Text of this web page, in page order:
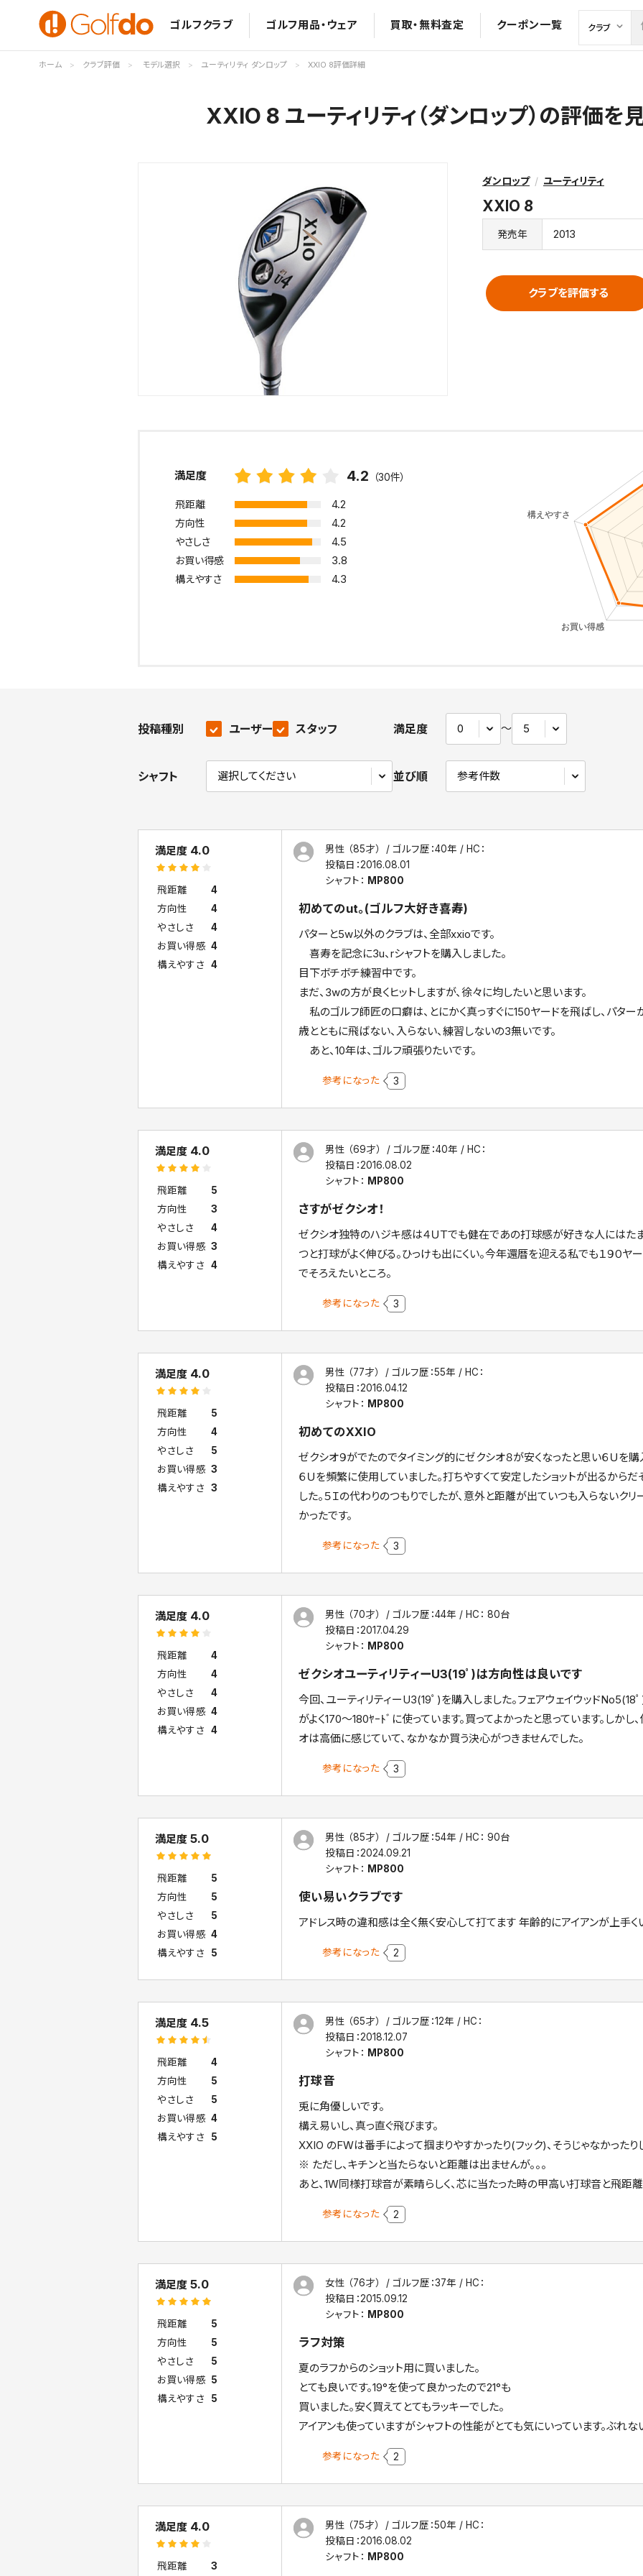
ゴルフクラブ ゴルフ用品・ウェア 買取・無料査定 クーポン一覧
ホーム クラブ評価 モデル選択 ユーティリティ ダンロップ XXIO 8評価詳細
XXIO 8 ユーティリティ（ダンロップ）の評価を
ダンロップ ユーティリティ
XXIO 8
発売年 2013
クラブを評価する
満足度 4.2 （30件）
飛距離 4.2
方向性 4.2
やさしさ 4.5
お買い得感 3.8
構えやすさ 4.3
投稿種別 ユーザー スタッフ
シャフト
満足度 〜
並び順
満足度 4.0
飛距離
4
方向性
4
やさしさ
4
お買い得感 4
構えやすさ
4
男性 （85才） ゴルフ歴：40年
HC：
投稿日：2016.08.01
シャフト： MP800
初めてのut。(ゴルフ大好き喜寿)
パターと5w以外のクラブは、全部xxioです。
喜寿を記念に3u、rシャフトを購入しました。
目下ボチボチ練習中です。
まだ、3wの方が良くヒットしますが、徐々に均したいと思います。
私のゴルフ師匠の口癖は、とにかく真っすぐに150ヤードを飛ばし、パター
歳とともに飛ばない、入らない、練習しないの3無いです。
あと、10年は、ゴルフ頑張りたいです。
参考になった 3
満足度 4.0
飛距離
5
方向性
3
やさしさ
4
お買い得感 3
構えやすさ
4
男性 （69才） ゴルフ歴：40年
HC：
投稿日：2016.08.02
シャフト： MP800
さすがゼクシオ！
ゼクシオ独特のハジキ感は４ＵＴでも健在であの打球感が好きな人にはた
つと打球がよく伸びる。ひっけも出にくい。今年還暦を迎える私でも１９０ヤー
でそろえたいところ。
参考になった 3
満足度 4.0
飛距離
5
方向性
4
やさしさ
5
お買い得感 3
構えやすさ
3
男性 （77才） ゴルフ歴：55年
HC：
投稿日：2016.04.12
シャフト： MP800
初めてのXXIO
ゼクシオ９がでたのでタイミング的にゼクシオ８が安くなったと思い６Ｕを購
６Ｕを頻繁に使用していました。打ちやすくて安定したショットが出るからだ
した。５Ｉの代わりのつもりでしたが、意外と距離が出ていつも入らないクリ
かったです。
参考になった 3
満足度 4.0
飛距離
4
方向性
4
やさしさ
4
お買い得感 4
構えやすさ
4
男性 （70才） ゴルフ歴：44年
HC： 80台
投稿日：2017.04.29
シャフト： MP800
ゼクシオユーティリティーU3(19ﾟ)は方向性は良いです
今回、ユーティリティーU3(19ﾟ)を購入しました。フェアウェイウッド
がよく170～180ﾔｰﾄﾞに使っています。買ってよかったと思っています。しか
オは高価に感じていて、なかなか買う決心がつきませんでした。
参考になった 3
満足度 5.0
飛距離
5
方向性
5
やさしさ
5
お買い得感 4
構えやすさ
5
男性 （85才） ゴルフ歴：54年
HC： 90台
投稿日：2024.09.21
シャフト： MP800
使い易いクラブです
アドレス時の違和感は全く無く安心して打てます 年齢的にアイアンが上手く
参考になった 2
満足度 4.5
飛距離
4
方向性
5
やさしさ
5
お買い得感 4
構えやすさ
5
男性 （65才） ゴルフ歴：12年
HC：
投稿日：2018.12.07
シャフト： MP800
打球音
兎に角優しいです。
構え易いし、真っ直ぐ飛びます。
XXIO のFWは番手によって掴まりやすかったり(フック)、そうじゃなかったり
※ ただし、キチンと当たらないと距離は出ませんが。。。
あと、1W同様打球音が素晴らしく、芯に当たった時の甲高い打球音と飛距
参考になった 2
満足度 5.0
飛距離
5
方向性
5
やさしさ
5
お買い得感 5
構えやすさ
5
女性 （76才） ゴルフ歴：37年
HC：
投稿日：2015.09.12
シャフト： MP800
ラフ対策
夏のラフからのショット用に買いました。
とても良いです。19°を使って良かったので21°も
買いました。安く買えてとてもラッキーでした。
アイアンも使っていますがシャフトの性能がとても気にいっています。ぶれ
参考になった 2
満足度 4.0
飛距離 3
男性 （75才） ゴルフ歴：50年
HC：
投稿日：2016.08.02
シャフト： MP800